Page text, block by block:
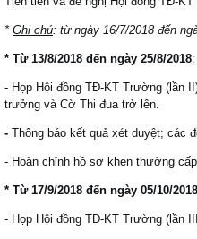
* Ghi chú: từ ngày 16/7/2018 đến
* Từ 13/8/2018 đến ngày 25/8/2018:
- Họp Hội đồng TĐ-KT Trường (lần
trưởng và Cờ Thi đua trở lên.
- Thông báo kết quả xét duyệt; các
- Hoàn chỉnh hồ sơ khen thưởng
* Từ 17/9/2018 đến ngày 05/10/2018
- Họp Hội đồng TĐ-KT Trường (lần